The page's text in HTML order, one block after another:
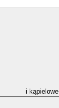
i kąpielowe